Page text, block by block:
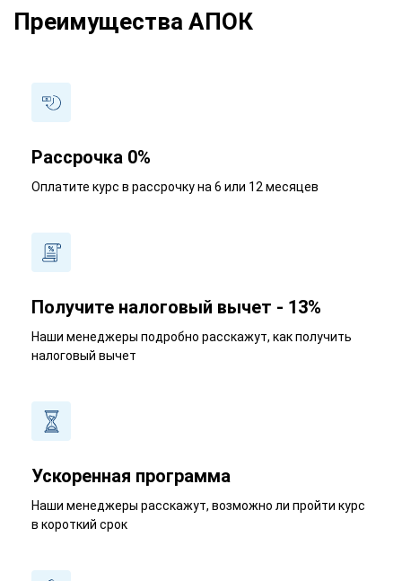
Преимущества АПОК
Рассрочка 0%
Оплатите курс в рассрочку на 6 или 12 месяцев
Получите налоговый вычет - 13%
Наши менеджеры подробно расскажут, как получить
налоговый вычет
Ускоренная программа
Наши менеджеры расскажут, возможно ли пройти курс
в короткий срок